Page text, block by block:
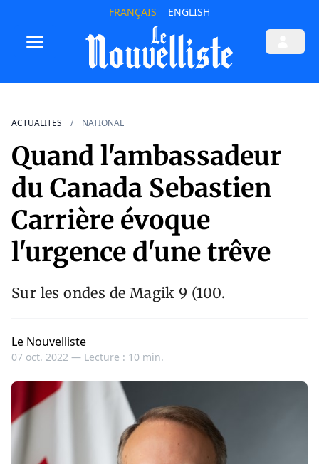
FRANÇAIS ENGLISH
ACTUALITES NATIONAL
Quand l'ambassadeur
du Canada Sebastien
Carrière évoque
l'urgence d'une trêve
Sur les ondes de Magik 9 (100.
Le Nouvelliste
07 oct. 2022 — Lecture : 10 min.